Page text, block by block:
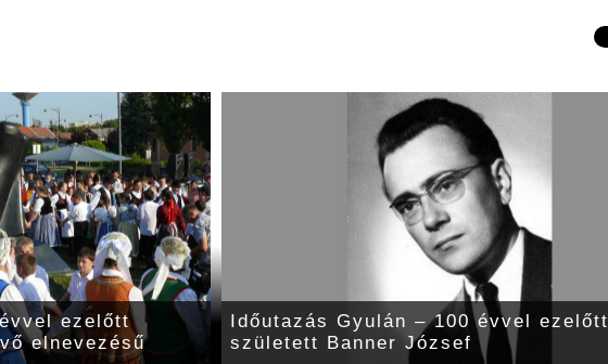
ezelőtt
elnevezésű
Időutazás Gyulán – 100 évvel ezelőtt
született Banner József